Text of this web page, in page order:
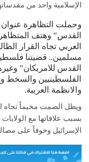
الإسلامية واحد من
وحملت التظاهرة عنوان
القدس” وهتف
العربي تجاه القرار
مسلمين.. قضيتنا
القدس للامريكان”
الفلسطينيين والسخط
والانظمة العربية.
ويظل الصمت مخيماً تجاه
بسبب علاقاتها مع الولايات
الإسرائيل وخوفاً على